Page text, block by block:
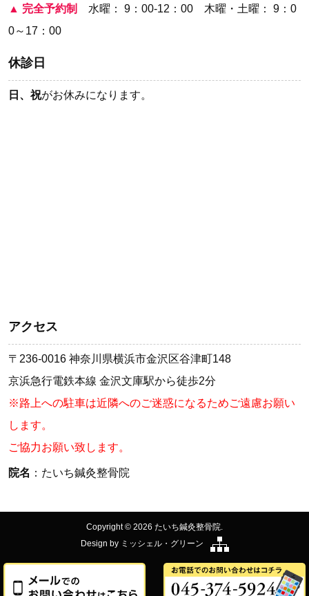
▲ 完全予約制 水曜： 9：00-12：00 木曜・土曜： 9：0
0～17：00
休診日
日、祝がお休みになります。
アクセス
〒236-0016 神奈川県横浜市金沢区谷津町148
京浜急行電鉄本線 金沢文庫駅から徒歩2分
※路上への駐車は近隣へのご迷惑になるためご遠慮お願い
します。
ご協力お願い致します。
院名 ：たいち鍼灸整骨院
Copyright © 2026 たいち鍼灸整骨院.
Design by ミッシェル・グリーン